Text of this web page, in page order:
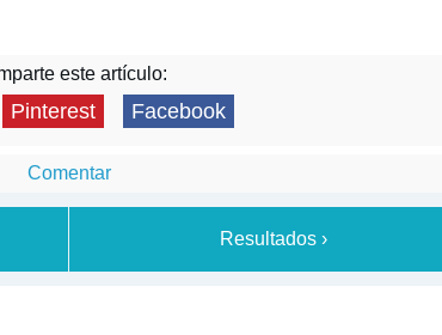
este artículo:
Pinterest Facebook
Comentar
Resultados ›